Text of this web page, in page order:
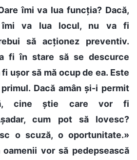
îmi va lua funcția? Dacă,
va lua locul, nu va fi
să acționez preventiv.
fi în stare să se descurce
ușor să mă ocup de ea. Este
Dacă amân și-i permit
cine știe care vor fi
cum pot să lovesc?
o scuză, o oportunitate.»
vor să pedepsească